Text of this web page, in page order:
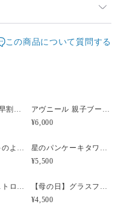
を除く）に対応させて
をいただく場合がござ
ご相談ください。
は、購入時に備考欄へ
14時～16時・16時～
この商品について質問する
3/31まで母の日早割・5束限定 ローズのアーティフィシャルフラワーブーケ Bonheur Rosé（ボヌール・ロゼ）
アヴニール 親子ブーケ風ガラスボトル アーティフィシャルフラワー
¥6,000
フレジェ ケーキのようなプリザーブドフラワーアレンジメント
星のパンケーキタワー風クリスマスツリー プリザーブドフラワーアレンジメント
¥5,500
シャルロット ストロベリーピンク プリザーブドフラワーケーキ 【名入れ可能】
【母の日】グラスフラワーアレンジメント ピンク
¥4,500